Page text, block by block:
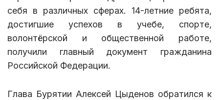
себя в различных сферах. 14-летние ребята,
достигшие успехов в учебе, спорте,
волонтёрской и общественной работе,
получили главный документ гражданина
Российской Федерации.
Глава Бурятии Алексей Цыденов обратился к